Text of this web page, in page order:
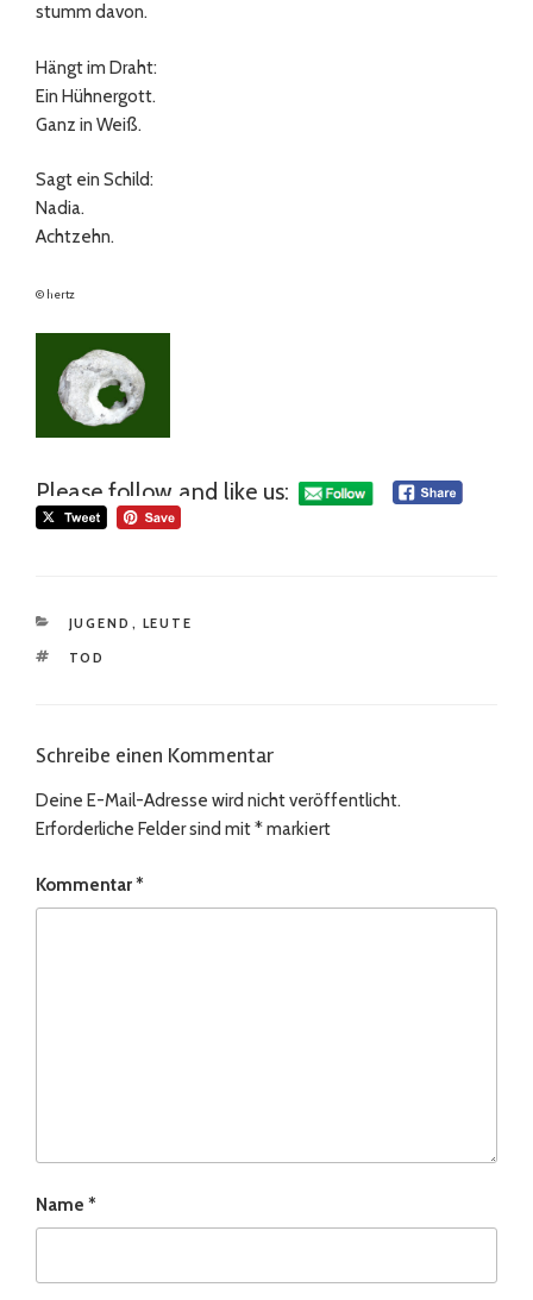
stumm davon.
Hängt im Draht:
Ein Hühnergott.
Ganz in Weiß.
Sagt ein Schild:
Nadia.
Achtzehn.
© hertz
Please follow and like us:
KATEGORIEN
JUGEND , LEUTE
SCHLAGWÖRTER
TOD
Schreibe einen Kommentar
Deine E-Mail-Adresse wird nicht veröffentlicht.
Erforderliche Felder sind mit*markiert
Kommentar*
Name *